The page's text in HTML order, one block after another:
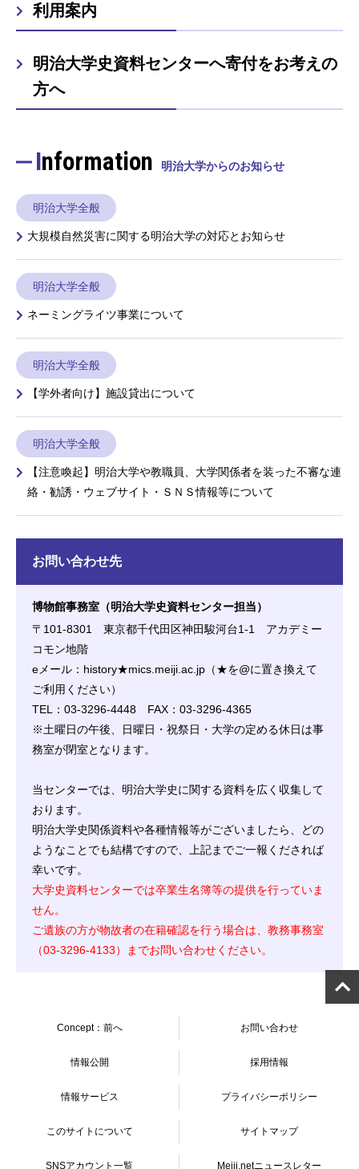
利用案内
明治大学史資料センターへ寄付をお考えの
方へ
Information 明治大学からのお知らせ
明治大学全般
大規模自然災害に関する明治大学の対応とお知らせ
明治大学全般
ネーミングライツ事業について
明治大学全般
【学外者向け】施設貸出について
明治大学全般
【注意喚起】明治大学や教職員、大学関係者を装った不審な連
絡・勧誘・ウェブサイト・ＳＮＳ情報等について
お問い合わせ先
博物館事務室（明治大学史資料センター担当）
〒101-8301 東京都千代田区神田駿河台1-1 アカデミー
コモン地階
eメール：history★mics.meiji.ac.jp（★を@に置き換えて
ご利用ください）
TEL：03-3296-4448 FAX：03-3296-4365
※土曜日の午後、日曜日・祝祭日・大学の定める休日は事
務室が閉室となります。
当センターでは、明治大学史に関する資料を広く収集して
おります。
明治大学史関係資料や各種情報等がございましたら、どの
ようなことでも結構ですので、上記までご一報くだされば
幸いです。
大学史資料センターでは卒業生名簿等の提供を行っていま
せん。
ご遺族の方が物故者の在籍確認を行う場合は、教務事務室
（03-3296-4133）までお問い合わせください。
Concept：前へ お問い合わせ
情報公開 採用情報
情報サービス プライバシーポリシー
このサイトについて サイトマップ
SNSアカウント一覧 Meiji.netニュースレター